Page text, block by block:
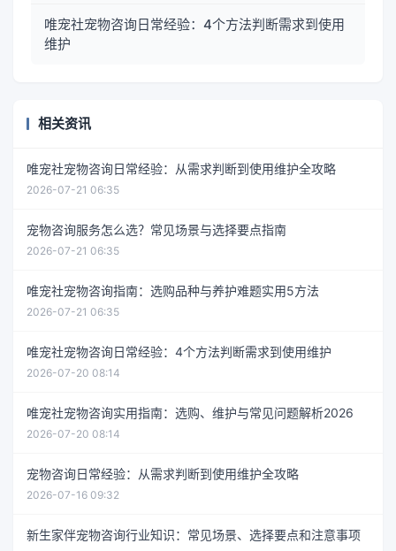
唯宠社宠物咨询日常经验：4个方法判断需求到使用
维护
相关资讯
唯宠社宠物咨询日常经验：从需求判断到使用维护全攻略
2026-07-21 06:35
宠物咨询服务怎么选？常见场景与选择要点指南
2026-07-21 06:35
唯宠社宠物咨询指南：选购品种与养护难题实用5方法
2026-07-21 06:35
唯宠社宠物咨询日常经验：4个方法判断需求到使用维护
2026-07-20 08:14
唯宠社宠物咨询实用指南：选购、维护与常见问题解析2026
2026-07-20 08:14
宠物咨询日常经验：从需求判断到使用维护全攻略
2026-07-16 09:32
新生家伴宠物咨询行业知识：常见场景、选择要点和注意事项